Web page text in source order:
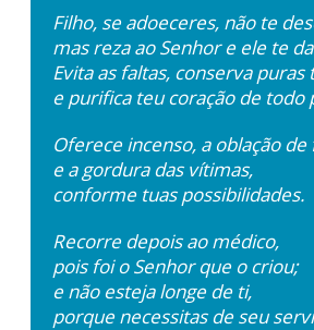
Filho, se adoeceres, não te
mas reza ao Senhor e ele te
Evita as faltas, conserva puras
e purifica teu coração de todo
Oferece incenso, a oblação
e a gordura das vítimas,
conforme tuas possibilidades.
Recorre depois ao médico,
pois foi o Senhor que o criou;
e não esteja longe de ti,
porque necessitas de seu